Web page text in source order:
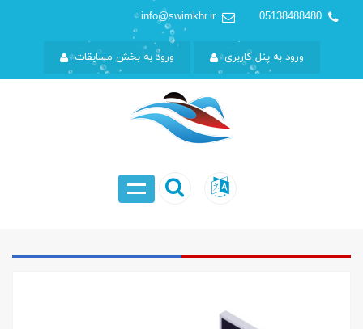
05138488480
info@swimkhr.ir
ورود به پنل کاربری ورود به بخش مسابقات